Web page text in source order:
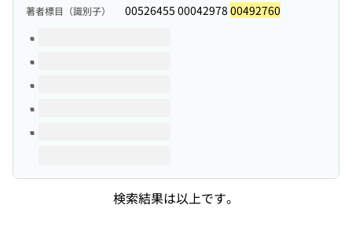
著者標目（識別子） 00526455 00042978 00492760
このタイトルの巻号
検索結果は以上です。